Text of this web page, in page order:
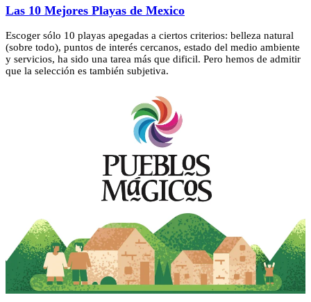
Las 10 Mejores Playas de Mexico
Escoger sólo 10 playas apegadas a ciertos criterios: belleza natural
(sobre todo), puntos de interés cercanos, estado del medio ambiente
y servicios, ha sido una tarea más que dificil. Pero hemos de admitir
que la selección es también subjetiva.